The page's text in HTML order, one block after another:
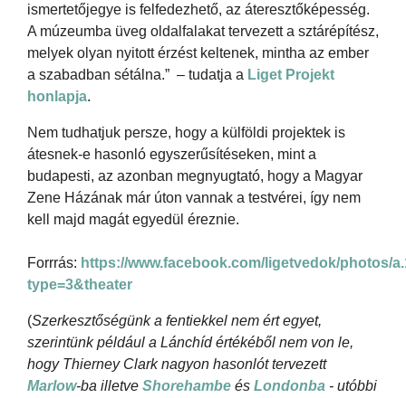
ismertetőjegye is felfedezhető, az áteresztőképesség.
A múzeumba üveg oldalfalakat tervezett a sztárépítész,
melyek olyan nyitott érzést keltenek, mintha az ember
a szabadban sétálna.” – tudatja a Liget Projekt
honlapja.
Nem tudhatjuk persze, hogy a külföldi projektek is
átesnek-e hasonló egyszerűsítéseken, mint a
budapesti, az azonban megnyugtató, hogy a Magyar
Zene Házának már úton vannak a testvérei, így nem
kell majd magát egyedül éreznie.
Forrrás: https://www.facebook.com/ligetvedok/photos/
type=3&theater
(Szerkesztőségünk a fentiekkel nem ért egyet,
szerintünk például a Lánchíd értékéből nem von le,
hogy Thierney Clark nagyon hasonlót tervezett
Marlow-ba illetve Shorehambe és Londonba - utóbbi